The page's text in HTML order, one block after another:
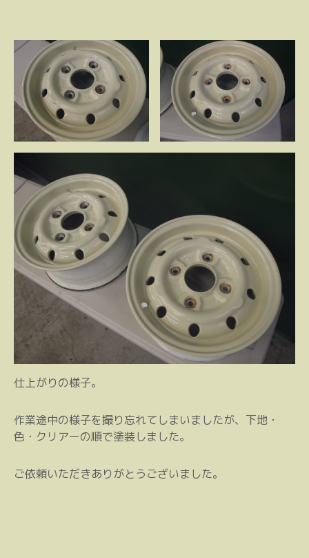
仕上がりの様子。
作業途中の様子を撮り忘れてしまいましたが、下地・
色・クリアーの順で塗装しました。
ご依頼いただきありがとうございました。